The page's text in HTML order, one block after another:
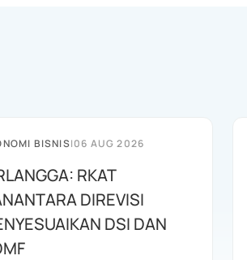
BISNIS|06 AUG 2026
RKAT
DIREVISI
DSI DAN